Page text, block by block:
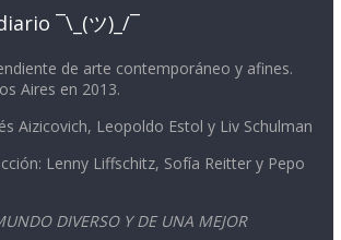
¯\_(ツ)_/¯
de arte contemporáneo y afines.
Aires en 2013.
Aizicovich, Leopoldo Estol y Liv Schulman
Lenny Liffschitz, Sofía Reitter y Pepo
DIVERSO Y DE UNA MEJOR